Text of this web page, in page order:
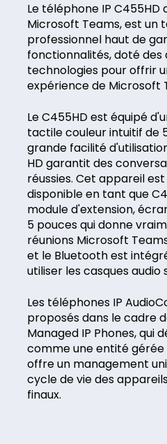
Le téléphone IP C455HD
Microsoft Teams, est un
professionnel haut de
fonctionnalités, doté des
technologies pour offrir
expérience de Microsoft
Le C455HD est équipé
tactile couleur intuitif de
grande facilité
HD garantit des
réussies. Cet appareil
disponible en tant que
module d'extension,
5 pouces qui donne
réunions Microsoft
et le Bluetooth est
utiliser les casques audio
Les téléphones IP
proposés dans le cadre
Managed IP Phones, qui
comme une entité gérée
offre un management
cycle de vie des
finaux.